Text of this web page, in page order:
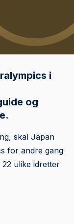
i
og
skal Japan
for andre gang
ulike idretter